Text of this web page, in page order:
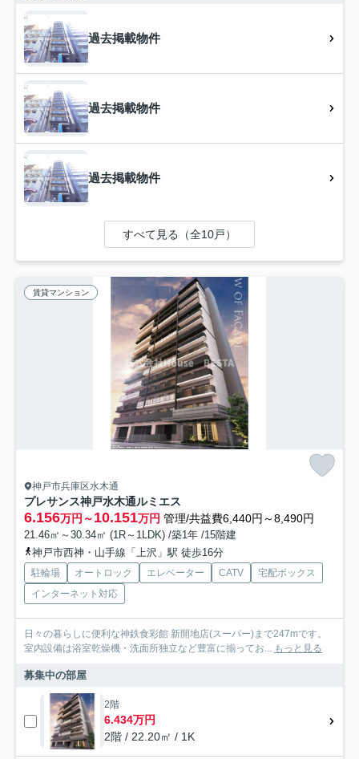
過去掲載物件
過去掲載物件
過去掲載物件
すべて見る（全10戸）
賃貸マンション
神戸市兵庫区水木通
プレサンス神戸水木通ルミエス
6.156万円～10.151万円 管理/共益費6,440円～8,490円
21.46㎡～30.34㎡ (1R～1LDK) /築1年 /15階建
神戸市西神・山手線「上沢」駅 徒歩16分
駐輪場 オートロック エレベーター CATV
宅配ボックス
インターネット対応
日々の暮らしに便利な神鉄食彩館 新開地店(スーパー)まで247mです。
室内設備は浴室乾燥機・洗面所独立など豊富に揃ってお... もっと見る
募集中の部屋
2階
6.434万円
2階 / 22.20㎡ / 1K